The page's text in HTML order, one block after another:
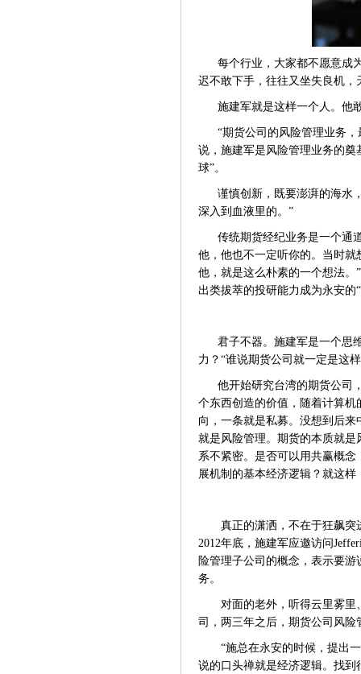
每个行业，大家都不愿意成
迟不敢下手，往往又坐失良机
施建军就是这样一个人。他
“期货公司的风险管理业务
说，施建军是风险管理业务的奠
球”。
谨慎创新，既要澎湃的海水
深入到血液里的。”
传统期货经纪业务是一个通
他，他也不一定听你的。当时
他，就是这么朴素的一个想法。
出类拔萃的投研能力成为永安的
君子不器。施建军是一个思
力？ “谁说期货公司就一定是这
他开始研究台湾的期货公司
个东西创造的价值，随着计算
向，一条就是私募。没想到后
就是风险管理。期货的本质就
系不紧密。是否可以用共赢概
展机制的基本经济逻辑？就这
真正的潇洒，不在于狂飙
2012年底，施建军应邀访问
险管理子公司的概念，表示要
务。
对面的老外，听得云里雾里
司，两三年之后，期货公司风
“施总在永安的时候，提出
说的口头禅就是经济逻辑。找